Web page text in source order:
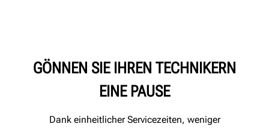
GÖNNEN SIE IHREN TECHNIKERN
EINE PAUSE
Dank einheitlicher Servicezeiten, weniger